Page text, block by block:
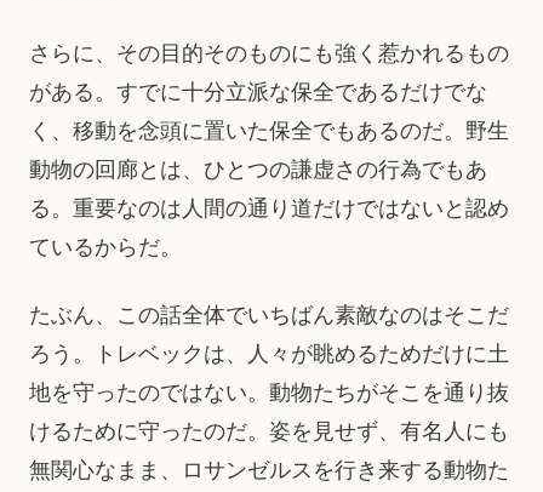
さらに、その目的そのものにも強く惹かれるもの
がある。すでに十分立派な保全であるだけでな
く、移動を念頭に置いた保全でもあるのだ。野生
動物の回廊とは、ひとつの謙虚さの行為でもあ
る。重要なのは人間の通り道だけではないと認め
ているからだ。
たぶん、この話全体でいちばん素敵なのはそこだ
ろう。トレベックは、人々が眺めるためだけに土
地を守ったのではない。動物たちがそこを通り抜
けるために守ったのだ。姿を見せず、有名人にも
無関心なまま、ロサンゼルスを行き来する動物た